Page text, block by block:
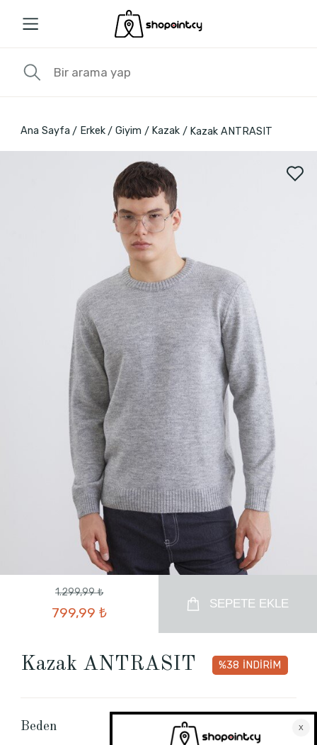
Ana Sayfa Erkek Giyim Kazak Kazak ANTRASIT
1.299,99 ₺
799,99 ₺
SEPETE EKLE
Kazak ANTRASIT %38 İNDİRİM
Beden